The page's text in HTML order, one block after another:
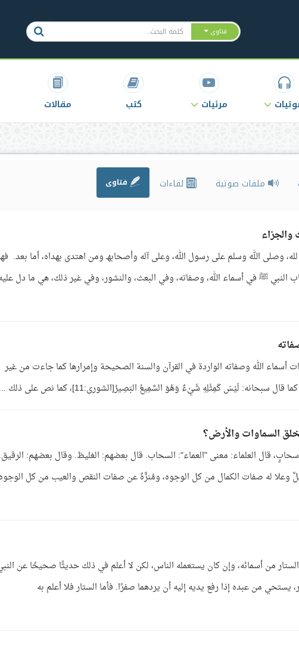
فتاوى
مرئيات كتب مقالات
ملفات صوتية لقاءات فتاوى
وصلى الله وسلم على رسول الله، وعلى آله وأصحابهـ ومن اهتدى بهداه، أما بعد.
النبي ﷺ في أسماء الله، وصفاته، وفي البعث، والنشور، وفي غير ذلك، هي ما دل
أسماء الله وصفاته الواردة في القرآن والسنة الصحيحة وإمرارها كما جاءت من غير
لَيْسَ كَمِثْلِهِ شَيْءٌ وَهُوَ السَّمِيعُ البَصِيرُ[الشورى:11]، كما نص على ذلك ...
السماوات والأرض؟
قال العلماء: معنى "العماء": السحاب. قال بعضهم: الغليظ. وقال بعضهم: الرقيق.
من أسمائه، وإن كان يستعمله الناس، لكن لا أعلم في ذلك حديثًا صحيحًا عن
من عبده إذا رفع يديه إليه أن يردهما صفرًا. فأما الستار فلا أعلم به